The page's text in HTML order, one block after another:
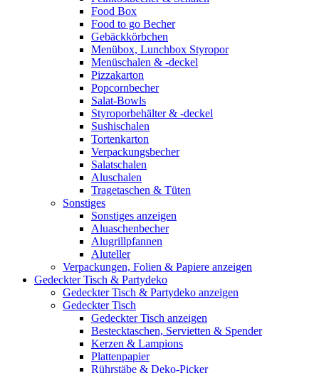
Food Box
Food to go Becher
Gebäckkörbchen
Menübox, Lunchbox Styropor
Menüschalen & -deckel
Pizzakarton
Popcornbecher
Salat-Bowls
Styroporbehälter & -deckel
Sushischalen
Tortenkarton
Verpackungsbecher
Salatschalen
Aluschalen
Tragetaschen & Tüten
Sonstiges
Sonstiges anzeigen
Aluaschenbecher
Alugrillpfannen
Aluteller
Verpackungen, Folien & Papiere anzeigen
Gedeckter Tisch & Partydeko
Gedeckter Tisch & Partydeko anzeigen
Gedeckter Tisch
Gedeckter Tisch anzeigen
Bestecktaschen, Servietten & Spender
Kerzen & Lampions
Plattenpapier
Rührstäbe & Deko-Picker